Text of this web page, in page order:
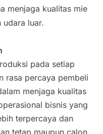
menjaga kualitas mie
luar.
pada setiap
rasa percaya pembeli
menjaga kualitas
bisnis yang
terpercaya dan
tetap maupun calon